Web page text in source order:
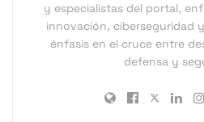
y especialistas del portal,
innovación, ciberseguridad
énfasis en el cruce entre
defensa y